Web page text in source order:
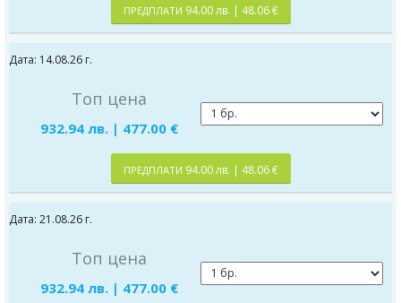
ПРЕДПЛАТИ 94.00 лв. | 48.06 €
Дата: 14.08.26 г.
Топ цена
932.94 лв. | 477.00 €
ПРЕДПЛАТИ 94.00 лв. | 48.06 €
Дата: 21.08.26 г.
Топ цена
932.94 лв. | 477.00 €